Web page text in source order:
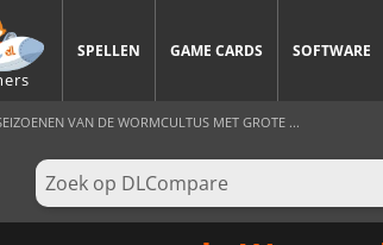
SPELLEN GAME CARDS SOFTWARE
VAN DE WORMCULTUS MET GROTE ...